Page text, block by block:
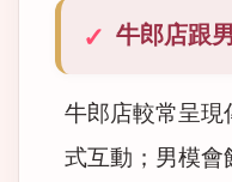
牛郎店跟
牛郎店較常呈
式互動；男模